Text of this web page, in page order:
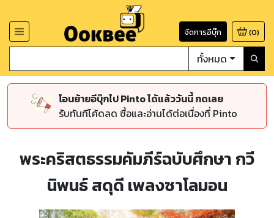
จัดการอีบุ๊ก (0)
ทั้งหมด
โอนย้ายอีบุ๊กไป Pinto ได้แล้ววันนี้ กดเลย
รับทันทีโค้ดลด ซื้อและอ่านได้ต่อเนื่องที่ Pinto
พระคริสตธรรมคัมภีร์ฉบับศึกษา กวี
นิพนธ์ สดุดี เพลงซาโลมอน